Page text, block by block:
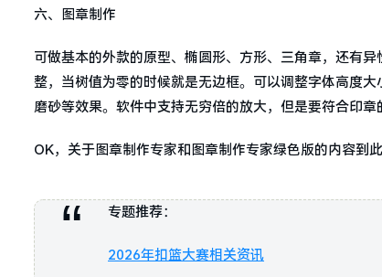
六、图章制作
可做基本的外款的原型、椭圆形、方形、三角章，还有
整，当树值为零的时候就是无边框。可以调整字体高度
磨砂等效果。软件中支持无穷倍的放大，但是要符合印章
OK，关于图章制作专家和图章制作专家绿色版的内容到
专题推荐：
2026年扣篮大赛相关资讯